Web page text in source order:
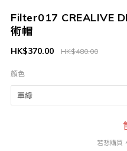
Filter017 CREALIVE
術帽
HK$480.00
HK$370.00
顏色
若想購買